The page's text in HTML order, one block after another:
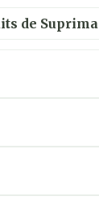
de Suprima